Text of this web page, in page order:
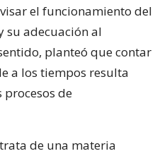
el funcionamiento del
su adecuación al
planteó que contar
a los tiempos resulta
procesos de
de una materia